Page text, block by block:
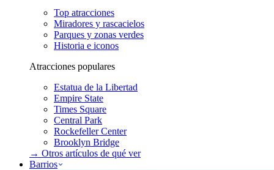
Top atracciones
Miradores y rascacielos
Parques y zonas verdes
Historia e iconos
Atracciones populares
Estatua de la Libertad
Empire State
Times Square
Central Park
Rockefeller Center
Brooklyn Bridge
→ Otros artículos de qué ver
Barrios